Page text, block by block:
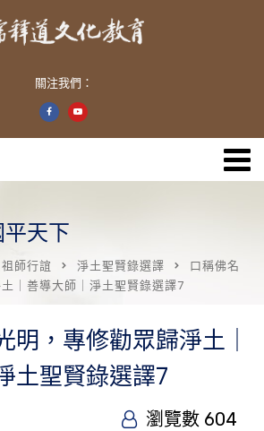
關注我們：
天下
祖師行誼 淨土聖賢錄選譯
口稱佛名
｜善導大師｜淨土聖賢錄選譯7
明，專修勸眾歸淨土｜
土聖賢錄選譯7
瀏覽數 604